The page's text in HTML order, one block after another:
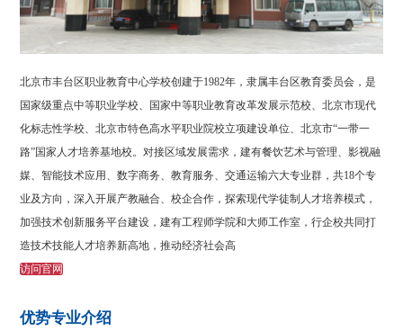
北京市丰台区职业教育中心学校创建于1982年，隶属丰台区教育委员会，是
国家级重点中等职业学校、国家中等职业教育改革发展示范校、北京市现代
化标志性学校、北京市特色高水平职业院校立项建设单位、北京市“一带一
路”国家人才培养基地校。对接区域发展需求，建有餐饮艺术与管理、影视融
媒、智能技术应用、数字商务、教育服务、交通运输六大专业群，共18个专
业及方向，深入开展产教融合、校企合作，探索现代学徒制人才培养模式，
加强技术创新服务平台建设，建有工程师学院和大师工作室，行企校共同打
造技术技能人才培养新高地，推动经济社会高
访问官网
优势专业介绍